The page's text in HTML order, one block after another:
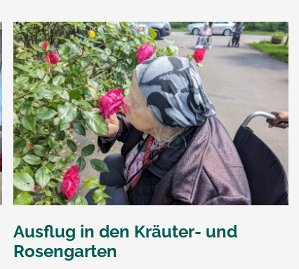
Ausflug in den Kräuter- und
Rosengarten